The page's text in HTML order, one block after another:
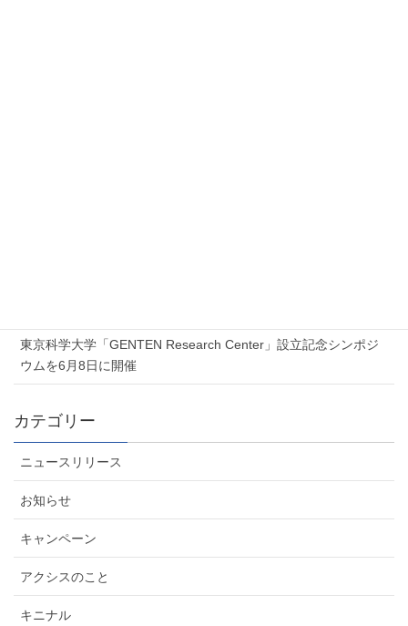
東京科学大学「GENTEN Research Center」設立記念シンポジ
ウムを6月8日に開催
カテゴリー
ニュースリリース
お知らせ
キャンペーン
アクシスのこと
キニナル